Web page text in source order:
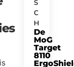
S
C
H
De
MoG
Target
8110